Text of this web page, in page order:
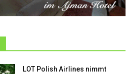
LOT Polish Airlines nimmt